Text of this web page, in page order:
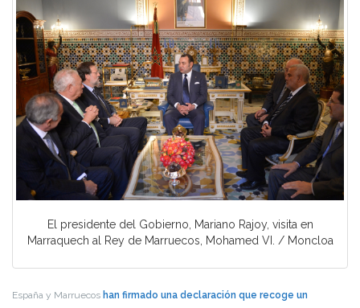
El presidente del Gobierno, Mariano Rajoy, visita en
Marraquech al Rey de Marruecos, Mohamed VI. / Moncloa
España y Marruecos han firmado una declaración que recoge un